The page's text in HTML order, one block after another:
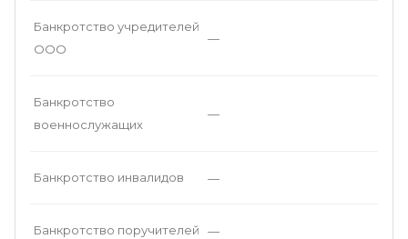
Банкротство учредителей
ООО
—
Банкротство
военнослужащих
—
Банкротство инвалидов —
Банкротство поручителей —